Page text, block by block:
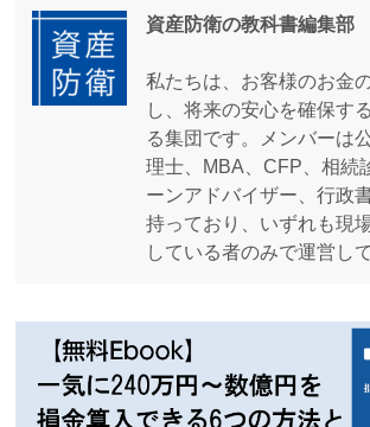
資産防衛の教科書編集部
私たちは、お客様のお金
し、将来の安心を確保す
る集団です。メンバーは
理士、MBA、CFP、相続
ーンアドバイザー、行政
持っており、いずれも現
している者のみで運営し